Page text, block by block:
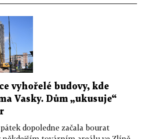
vyhořelé budovy, kde
Vasky. Dům „ukusuje“
dopoledne začala bourat